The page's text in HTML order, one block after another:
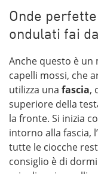
Onde
ondulati fai
Anche questo è un
capelli mossi, che
utilizza una fascia,
superiore della
la fronte. Si inizia
intorno alla fascia,
tutte le ciocche
consiglio è di